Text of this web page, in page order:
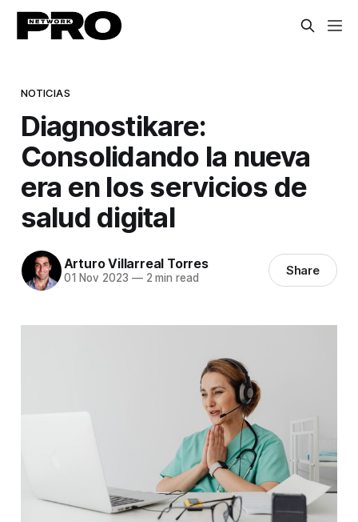
NOTICIAS
Diagnostikare:
Consolidando la nueva
era en los servicios de
salud digital
Arturo Villarreal Torres
01 Nov 2023 —2 min read Share